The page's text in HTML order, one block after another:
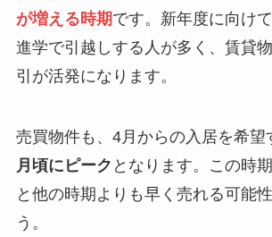
が増える時期です。新年度に向け
進学で引越しする人が多く、賃貸
引が活発になります。
売買物件も、4月からの入居を希望
月頃にピーク となります。この時
と他の時期よりも早く売れる可能
う。